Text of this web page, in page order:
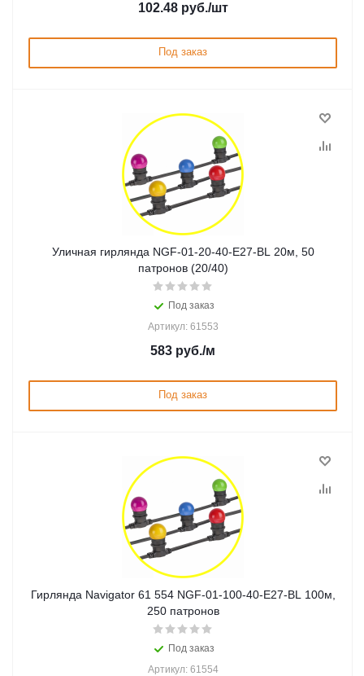
102.48руб./шт
Под заказ
Уличная гирлянда NGF-01-20-40-E27-BL 20м, 50
патронов (20/40)
Под заказ
Артикул: 61553
583 руб./м
Под заказ
Гирлянда Navigator 61 554 NGF-01-100-40-E27-BL 100м,
250 патронов
Под заказ
Артикул: 61554